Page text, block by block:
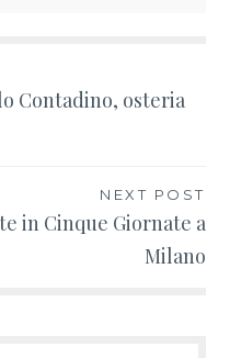
Contadino, osteria
NEXT POST
in Cinque Giornate a
Milano